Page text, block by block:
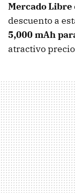
Mercado Libre
descuento a
5,000 mAh
atractivo